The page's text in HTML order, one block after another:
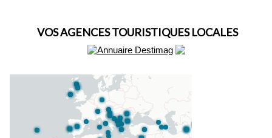
VOS AGENCES TOURISTIQUES LOCALES